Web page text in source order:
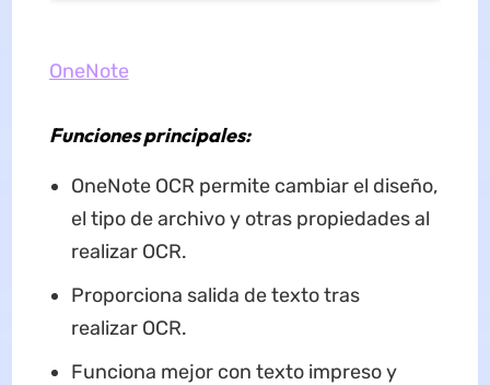
OneNote
Funciones principales:
OneNote OCR permite cambiar el diseño,
el tipo de archivo y otras propiedades al
realizar OCR.
Proporciona salida de texto tras
realizar OCR.
Funciona mejor con texto impreso y